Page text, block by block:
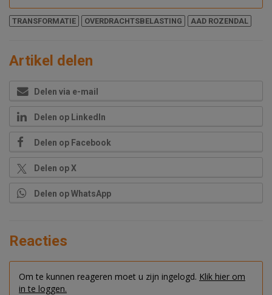
TRANSFORMATIE OVERDRACHTSBELASTING AAD ROZENDAL
Artikel delen
Delen via e-mail
Delen op LinkedIn
Delen op Facebook
Delen op X
Delen op WhatsApp
Reacties
Om te kunnen reageren moet u zijn ingelogd. Klik hier om
in te loggen.